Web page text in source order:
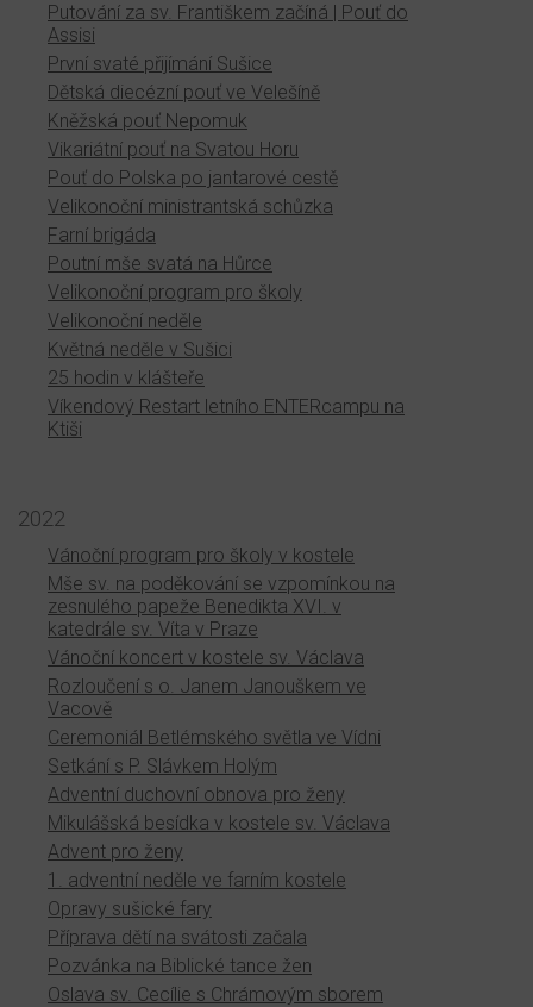
Putování za sv. Františkem začíná | Pouť do
Assisi
První svaté přijímání Sušice
Dětská diecézní pouť ve Velešíně
Kněžská pouť Nepomuk
Vikariátní pouť na Svatou Horu
Pouť do Polska po jantarové cestě
Velikonoční ministrantská schůzka
Farní brigáda
Poutní mše svatá na Hůrce
Velikonoční program pro školy
Velikonoční neděle
Květná neděle v Sušici
25 hodin v klášteře
Víkendový Restart letního ENTERcampu na
Ktiši
2022
Vánoční program pro školy v kostele
Mše sv. na poděkování se vzpomínkou na
zesnulého papeže Benedikta XVI. v
katedrále sv. Víta v Praze
Vánoční koncert v kostele sv. Václava
Rozloučení s o. Janem Janouškem ve
Vacově
Ceremoniál Betlémského světla ve Vídni
Setkání s P. Slávkem Holým
Adventní duchovní obnova pro ženy
Mikulášská besídka v kostele sv. Václava
Advent pro ženy
1. adventní neděle ve farním kostele
Opravy sušické fary
Příprava dětí na svátosti začala
Pozvánka na Biblické tance žen
Oslava sv. Cecílie s Chrámovým sborem